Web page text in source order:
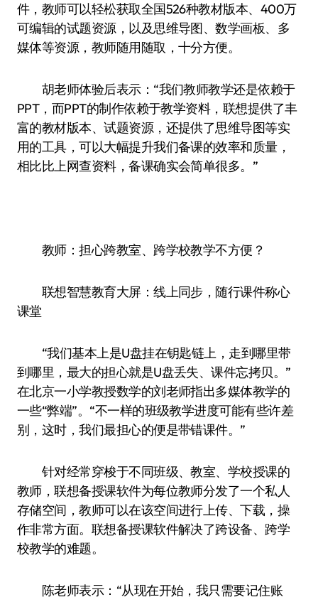
件，教师可以轻松获取全国526种教材版本、400万
可编辑的试题资源，以及思维导图、数学画板、多
媒体等资源，教师随用随取，十分方便。
胡老师体验后表示：“我们教师教学还是依赖于
PPT，而PPT的制作依赖于教学资料，联想提供了丰
富的教材版本、试题资源，还提供了思维导图等实
用的工具，可以大幅提升我们备课的效率和质量，
相比比上网查资料，备课确实会简单很多。”
教师：担心跨教室、跨学校教学不方便？
联想智慧教育大屏：线上同步，随行课件称心
课堂
“我们基本上是U盘挂在钥匙链上，走到哪里带
到哪里，最大的担心就是U盘丢失、课件忘拷贝。”
在北京一小学教授数学的刘老师指出多媒体教学的
一些“弊端”。“不一样的班级教学进度可能有些许差
别，这时，我们最担心的便是带错课件。”
针对经常穿梭于不同班级、教室、学校授课的
教师，联想备授课软件为每位教师分发了一个私人
存储空间，教师可以在该空间进行上传、下载，操
作非常方面。联想备授课软件解决了跨设备、跨学
校教学的难题。
陈老师表示：“从现在开始，我只需要记住账